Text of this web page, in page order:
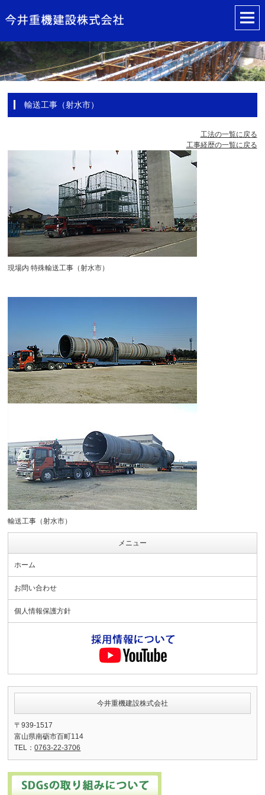
輸送工事（射水市）
工法の一覧に戻る
工事経歴の一覧に戻る
現場内 特殊輸送工事（射水市）
輸送工事（射水市）
メニュー
ホーム
お問い合わせ
個人情報保護方針
今井重機建設株式会社
〒939-1517
富山県南砺市百町114
TEL：0763-22-3706